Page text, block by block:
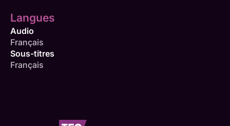
Langues
Audio
Français
Sous-titres
Français